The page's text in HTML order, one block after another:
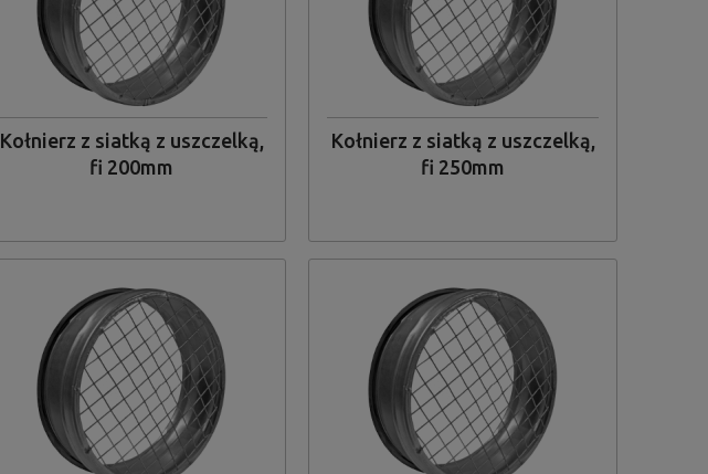
Kołnierz z siatką z uszczelką,
fi 200mm
Kołnierz z siatką z uszczelką,
fi 250mm